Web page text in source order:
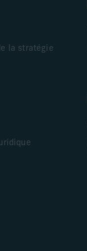
la stratégie